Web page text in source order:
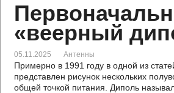
«веерный
05.11.2025 Антенны
Примерно в 1991 году в одной из
представлен рисунок нескольких
общей точкой питания. Диполь